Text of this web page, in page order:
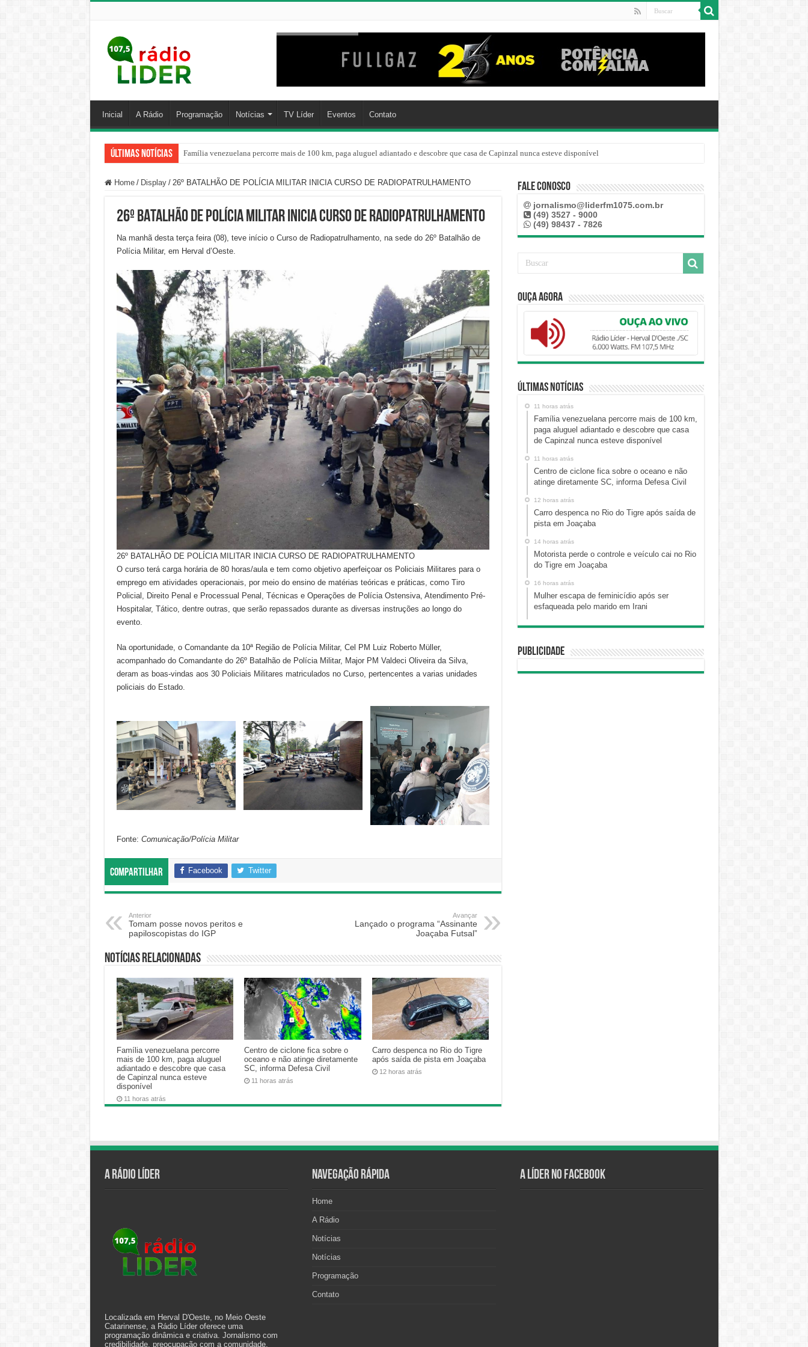
Inicial A Rádio Programação Notícias TV Líder Eventos Contato
Últimas Notícias Centro de ciclone fica sobre o oceano e não atinge diretamente SC, informa Defesa Civil
Home / Display / 26º BATALHÃO DE POLÍCIA MILITAR INICIA CURSO DE RADIOPATRULHAMENTO
26º BATALHÃO DE POLÍCIA MILITAR INICIA CURSO DE RADIOPATRULHAMENTO
Na manhã desta terça feira (08), teve início o Curso de Radiopatrulhamento, na sede do 26º Batalhão de
Polícia Militar, em Herval d’Oeste.
26º BATALHÃO DE POLÍCIA MILITAR INICIA CURSO DE RADIOPATRULHAMENTO
O curso terá carga horária de 80 horas/aula e tem como objetivo aperfeiçoar os Policiais Militares para o
emprego em atividades operacionais, por meio do ensino de matérias teóricas e práticas, como Tiro
Policial, Direito Penal e Processual Penal, Técnicas e Operações de Polícia Ostensiva, Atendimento Pré-
Hospitalar, Tático, dentre outras, que serão repassados durante as diversas instruções ao longo do
evento.
Na oportunidade, o Comandante da 10ª Região de Polícia Militar, Cel PM Luiz Roberto Müller,
acompanhado do Comandante do 26º Batalhão de Polícia Militar, Major PM Valdeci Oliveira da Silva,
deram as boas-vindas aos 30 Policiais Militares matriculados no Curso, pertencentes a varias unidades
policiais do Estado.
Fonte: Comunicação/Polícia Militar
Compartilhar Facebook Twitter
Anterior
Tomam posse novos peritos e
papiloscopistas do IGP
Avançar
Lançado o programa “Assinante
Joaçaba Futsal”
Notícias relacionadas
Família venezuelana percorre
mais de 100 km, paga aluguel
adiantado e descobre que casa
de Capinzal nunca esteve
disponível
11 horas atrás
Centro de ciclone fica sobre o
oceano e não atinge diretamente
SC, informa Defesa Civil
11 horas atrás
Carro despenca no Rio do Tigre
após saída de pista em Joaçaba
12 horas atrás
Fale Conosco
jornalismo@liderfm1075.com.br
(49) 3527 - 9000
(49) 98437 - 7826
Ouça Agora
Últimas Notícias
11 horas atrás
Família venezuelana percorre mais de 100 km,
paga aluguel adiantado e descobre que casa
de Capinzal nunca esteve disponível
11 horas atrás
Centro de ciclone fica sobre o oceano e não
atinge diretamente SC, informa Defesa Civil
12 horas atrás
Carro despenca no Rio do Tigre após saída de
pista em Joaçaba
14 horas atrás
Motorista perde o controle e veículo cai no Rio
do Tigre em Joaçaba
16 horas atrás
Mulher escapa de feminicídio após ser
esfaqueada pelo marido em Irani
Publicidade
A Rádio Líder
Localizada em Herval D'Oeste, no Meio Oeste
Catarinense, a Rádio Líder oferece uma
programação dinâmica e criativa. Jornalismo com
credibilidade, preocupação com a comunidade,
Navegação Rápida
Home
A Rádio
Notícias
Notícias
Programação
Contato
A Líder no Facebook